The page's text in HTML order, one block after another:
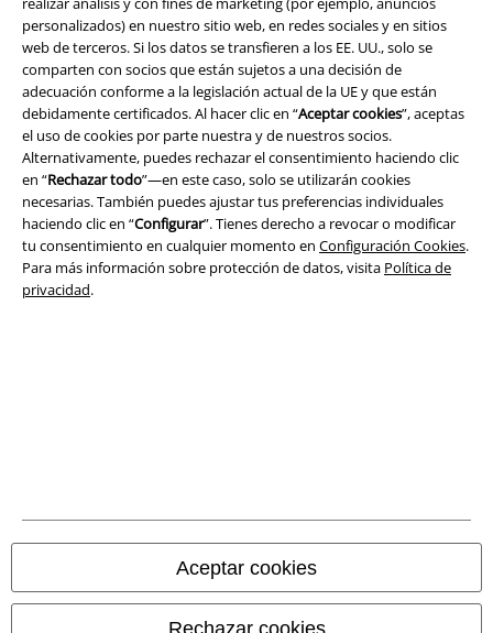
personalizados) en nuestro sitio web, en redes sociales y en sitios
web de terceros. Si los datos se transfieren a los EE. UU., solo se
comparten con socios que están sujetos a una decisión de
adecuación conforme a la legislación actual de la UE y que están
debidamente certificados. Al hacer clic en “Aceptar cookies”, aceptas
el uso de cookies por parte nuestra y de nuestros socios.
Alternativamente, puedes rechazar el consentimiento haciendo clic
en “Rechazar todo”—en este caso, solo se utilizarán cookies
necesarias. También puedes ajustar tus preferencias individuales
haciendo clic en “Configurar”. Tienes derecho a revocar o modificar
tu consentimiento en cualquier momento en Configuración Cookies.
Para más información sobre protección de datos, visita Política de
privacidad.
Aceptar cookies
Rechazar cookies
Legal
Términos y Condiciones
Aviso Legal
Ley protección de datos
Eliminación de residuos y protección del medioambiente
Declaración de Conformidad
Información sobre accesibilidad
Tiendas EMP online